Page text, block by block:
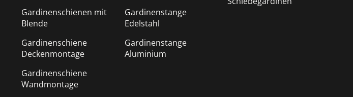
Gardinenschienen mit
Blende
Gardinenschiene
Deckenmontage
Gardinenschiene
Wandmontage
Gardinenstange
Edelstahl
Gardinenstange
Aluminium